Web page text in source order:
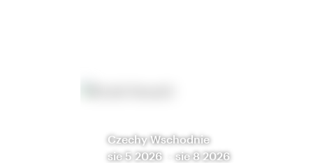
Czechy Wschodnie
sie 5 2026
-sie 8 2026